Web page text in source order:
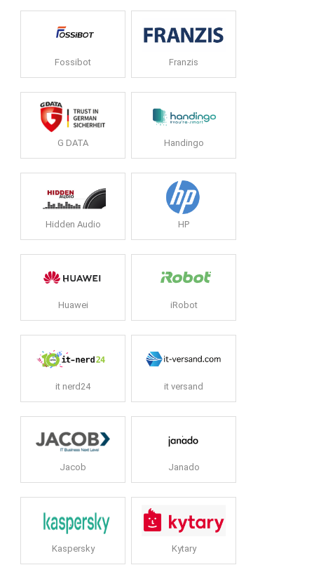
Fossibot Franzis
G DATA Handingo
Hidden Audio HP
Huawei iRobot
it nerd24 it versand
Jacob Janado
Kaspersky Kytary